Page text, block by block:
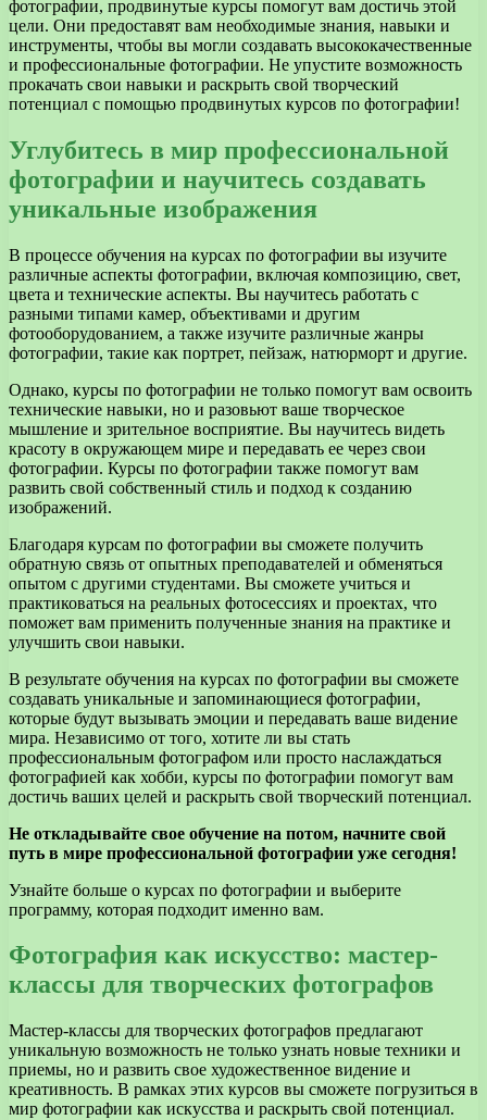
фотографии, продвинутые курсы помогут вам достичь этой
цели. Они предоставят вам необходимые знания, навыки и
инструменты, чтобы вы могли создавать высококачественные
и профессиональные фотографии. Не упустите возможность
прокачать свои навыки и раскрыть свой творческий
потенциал с помощью продвинутых курсов по фотографии!
Углубитесь в мир профессиональной
фотографии и научитесь создавать
уникальные изображения
В процессе обучения на курсах по фотографии вы изучите
различные аспекты фотографии, включая композицию, свет,
цвета и технические аспекты. Вы научитесь работать с
разными типами камер, объективами и другим
фотооборудованием, а также изучите различные жанры
фотографии, такие как портрет, пейзаж, натюрморт и другие.
Однако, курсы по фотографии не только помогут вам освоить
технические навыки, но и разовьют ваше творческое
мышление и зрительное восприятие. Вы научитесь видеть
красоту в окружающем мире и передавать ее через свои
фотографии. Курсы по фотографии также помогут вам
развить свой собственный стиль и подход к созданию
изображений.
Благодаря курсам по фотографии вы сможете получить
обратную связь от опытных преподавателей и обменяться
опытом с другими студентами. Вы сможете учиться и
практиковаться на реальных фотосессиях и проектах, что
поможет вам применить полученные знания на практике и
улучшить свои навыки.
В результате обучения на курсах по фотографии вы сможете
создавать уникальные и запоминающиеся фотографии,
которые будут вызывать эмоции и передавать ваше видение
мира. Независимо от того, хотите ли вы стать
профессиональным фотографом или просто наслаждаться
фотографией как хобби, курсы по фотографии помогут вам
достичь ваших целей и раскрыть свой творческий потенциал.
Не откладывайте свое обучение на потом, начните свой
путь в мире профессиональной фотографии уже сегодня!
Узнайте больше о курсах по фотографии и выберите
программу, которая подходит именно вам.
Фотография как искусство: мастер-
классы для творческих фотографов
Мастер-классы для творческих фотографов предлагают
уникальную возможность не только узнать новые техники и
приемы, но и развить свое художественное видение и
креативность. В рамках этих курсов вы сможете погрузиться в
мир фотографии как искусства и раскрыть свой потенциал.